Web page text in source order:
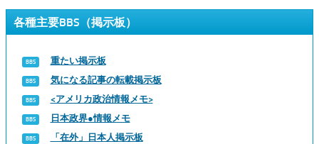
各種主要BBS（掲示板）
重たい掲示板
気になる記事の転載掲示板
<アメリカ政治情報メモ>
日本政界●情報メモ
「在外」日本人掲示板